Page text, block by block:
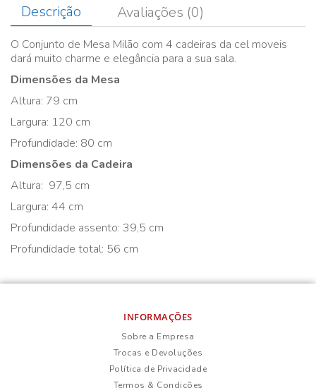
Descrição Avaliações (0)
O Conjunto de Mesa Milão com 4 cadeiras da cel moveis
dará muito charme e elegância para a sua sala.
Dimensões da Mesa
Altura: 79 cm
Largura: 120 cm
Profundidade: 80 cm
Dimensões da Cadeira
Altura: 97,5 cm
Largura: 44 cm
Profundidade assento: 39,5 cm
Profundidade total: 56 cm
INFORMAÇÕES
Sobre a Empresa
Trocas e Devoluções
Política de Privacidade
Termos & Condições